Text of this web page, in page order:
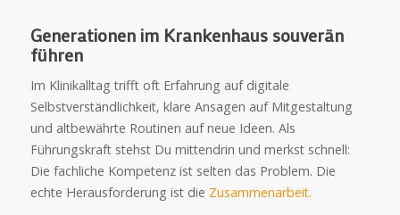
Generationen im Krankenhaus souverän
führen
Im Klinikalltag trifft oft Erfahrung auf digitale
Selbstverständlichkeit, klare Ansagen auf Mitgestaltung
und altbewährte Routinen auf neue Ideen. Als
Führungskraft stehst Du mittendrin und merkst schnell:
Die fachliche Kompetenz ist selten das Problem. Die
echte Herausforderung ist die Zusammenarbeit.